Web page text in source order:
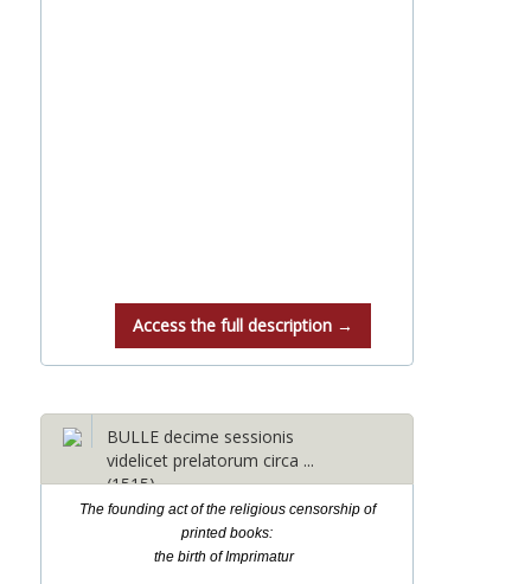
Access the full description →
BULLE decime sessionis
videlicet prelatorum circa ...
(1515)
The founding act of the religious censorship of
printed books:
the birth of Imprimatur